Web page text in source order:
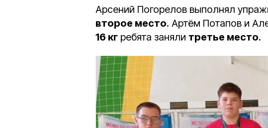
Арсений Погорелов выполнял
второе место. Артём Потапов и
16 кг ребята заняли третье место.